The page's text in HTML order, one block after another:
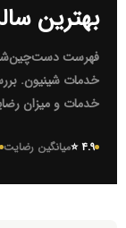
بهترین
فهرست دست‌چین‌شده
خدمات شینیون.
خدمات و میزان
۴.۹ ⭐ میانگین رضایت